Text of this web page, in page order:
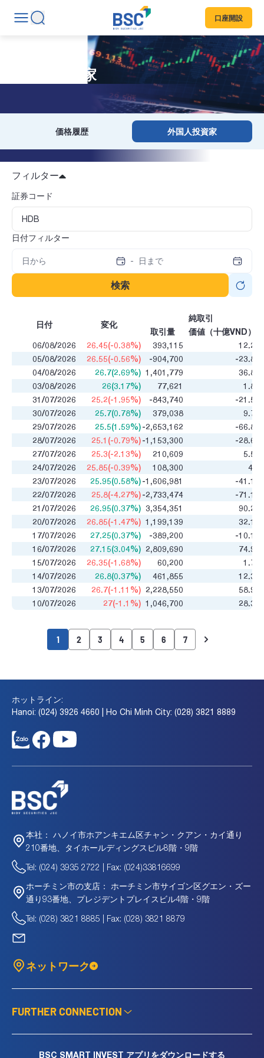
口座開設
外国人投資家
価格履歴 外国人投資家
フィルター
証券コード
日付フィルター
-
検索
日付 変化
純取引
取引量
価値（十億VND）
06/08/2026
26.45(-0.38%) 393,115
12.22
05/08/2026
26.55(-0.56%) -904,700 -23.88
04/08/2026
26.7(2.69%) 1,401,779 36.89
03/08/2026
26(3.17%) 77,621 1.88
31/07/2026
25.2(-1.95%) -843,740
-21.51
30/07/2026
25.7(0.78%) 379,038 9.72
29/07/2026
25.5(1.59%)-2,653,162 -66.83
28/07/2026
25.1(-0.79%)-1,153,300 -28.69
27/07/2026
25.3(-2.13%) 210,609 5.58
24/07/2026
25.85(-0.39%) 108,300 4.8
23/07/2026
25.95(0.58%)-1,606,981
-41.13
22/07/2026
25.8(-4.27%)-2,733,474 -71.14
21/07/2026
26.95(0.37%) 3,354,351 90.26
20/07/2026
26.85(-1.47%) 1,199,139 32.11
17/07/2026
27.25(0.37%) -389,200 -10.12
16/07/2026
27.15(3.04%) 2,809,690 74.93
15/07/2026
26.35(-1.68%) 60,200 1.75
14/07/2026
26.8(0.37%) 461,855
12.33
13/07/2026
26.7(-1.11%) 2,228,550 58.92
10/07/2026
27(-1.1%) 1,046,700 28.38
1 2 3 4 5 6 7
ホットライン:
Hanoi: (024) 3926 4660 | Ho Chi Minh City: (028) 3821 8889
本社：
ハノイ市ホアンキエム区チャン・クアン・カイ通り
210番地、タイホールディングスビル8階・9階
Tel: (024) 3935 2722 | Fax: (024)33816699
ホーチミン市の支店：
ホーチミン市サイゴン区グエン・ズー
通り93番地、プレジデントプレイスビル4階・9階
Tel: (028) 3821 8885 | Fax: (028) 3821 8879
ネットワーク
FURTHER CONNECTION
BSC SMART INVEST アプリをダウンロードする